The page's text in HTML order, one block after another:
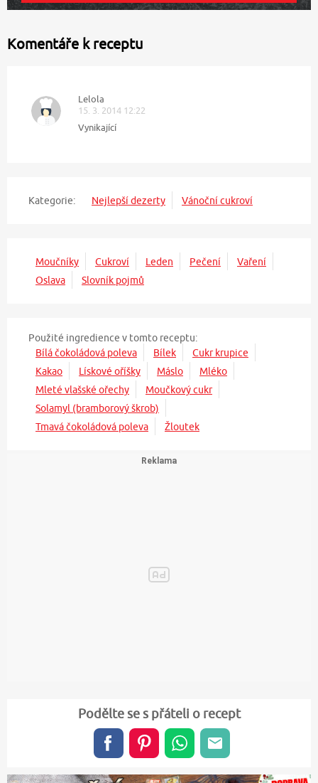
Komentáře k receptu
Lelola
15. 3. 2014 12:22
Vynikající
Kategorie: Nejlepší dezerty Vánoční cukroví
Moučníky Cukroví Leden Pečení
Vaření
Oslava
Slovník pojmů
Použité ingredience v tomto receptu:
Bílá čokoládová poleva
Bílek
Cukr krupice
Kakao
Lískové oříšky Máslo
Mléko
Mleté vlašské ořechy
Moučkový cukr
Solamyl (bramborový škrob)
Tmavá čokoládová poleva
Žloutek
Podělte se s přáteli o recept